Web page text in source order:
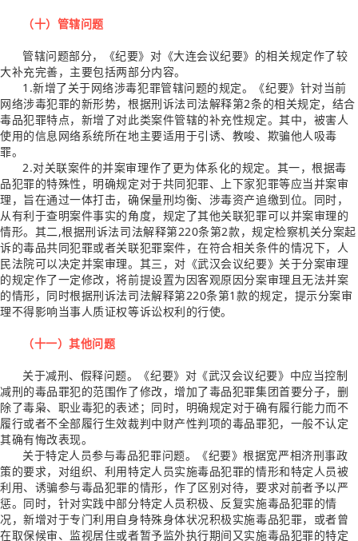
（十）管辖问题
管辖问题部分，《纪要》对《大连会议纪要》的相关规定作了较
大补充完善，主要包括两部分内容。
1.新增了关于网络涉毒犯罪管辖问题的规定。《纪要》针对当前
网络涉毒犯罪的新形势，根据刑诉法司法解释第2条的相关规定，结合
毒品犯罪特点，新增了对此类案件管辖的补充性规定。其中，被害人
使用的信息网络系统所在地主要适用于引诱、教唆、欺骗他人吸毒
罪。
2.对关联案件的并案审理作了更为体系化的规定。其一，根据毒
品犯罪的特殊性，明确规定对于共同犯罪、上下家犯罪等应当并案审
理，旨在通过一体打击，确保量刑均衡、涉毒资产追缴到位。同时，
从有利于查明案件事实的角度，规定了其他关联犯罪可以并案审理的
情形。其二,根据刑诉法司法解释第220条第2款，规定检察机关分案起
诉的毒品共同犯罪或者关联犯罪案件，在符合相关条件的情况下，人
民法院可以决定并案审理。其三，对《武汉会议纪要》关于分案审理
的规定作了一定修改，将前提设置为因客观原因分案审理且无法并案
的情形，同时根据刑诉法司法解释第220条第1款的规定，提示分案审
理不得影响当事人质证权等诉讼权利的行使。
（十一）其他问题
关于减刑、假释问题。《纪要》对《武汉会议纪要》中应当控制
减刑的毒品罪犯的范围作了修改，增加了毒品犯罪集团首要分子，删
除了毒枭、职业毒犯的表述；同时，明确规定对于确有履行能力而不
履行或者不全部履行生效裁判中财产性判项的毒品罪犯，一般不认定
其确有悔改表现。
关于特定人员参与毒品犯罪问题。《纪要》根据宽严相济刑事政
策的要求，对组织、利用特定人员实施毒品犯罪的情形和特定人员被
利用、诱骗参与毒品犯罪的情形，作了区别对待，要求对前者予以严
惩。同时，针对实践中部分特定人员积极、反复实施毒品犯罪的情
况，新增对于专门利用自身特殊身体状况积极实施毒品犯罪，或者曾
在取保候审、监视居住或者暂予监外执行期间又实施毒品犯罪的特定